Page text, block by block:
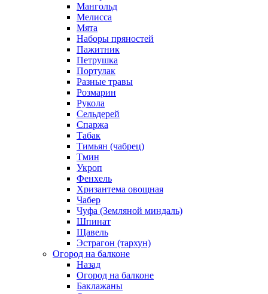
Мангольд
Мелисса
Мята
Наборы пряностей
Пажитник
Петрушка
Портулак
Разные травы
Розмарин
Рукола
Сельдерей
Спаржа
Табак
Тимьян (чабрец)
Тмин
Укроп
Фенхель
Хризантема овощная
Чабер
Чуфа (Земляной миндаль)
Шпинат
Щавель
Эстрагон (тархун)
Огород на балконе
Назад
Огород на балконе
Баклажаны